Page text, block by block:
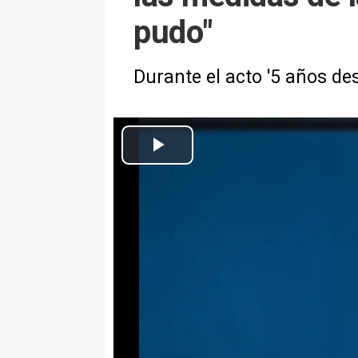
pudo"
Durante el acto '5 años
El director del Centro de Coordinación de Alertas y Emergencias
El director del Centro de
(CCAES), Fernando Simón, ha
"afinado mejor" con las
durante la pandemia de Covid-